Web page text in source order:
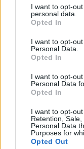
not limited to your
grant or deny
use your data for
consent section.
I want to opt-
personal data.
Opted In
I want to opt-
Personal Data.
Opted In
I want to opt-
Personal Data
Opted In
I want to opt-
Retention,
Personal Data
Purposes for
Opted Out
Green Lantern
feltűnik, és az
Jordanként
sikeresnek
adaptációban),